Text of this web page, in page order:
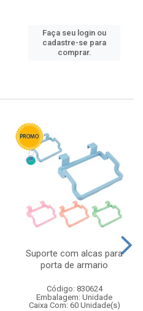
Faça seu login ou
cadastre-se para
comprar.
Suporte com alcas para
porta de armario
Código: 830624
Embalagem: Unidade
Caixa Com: 60 Unidade(s)